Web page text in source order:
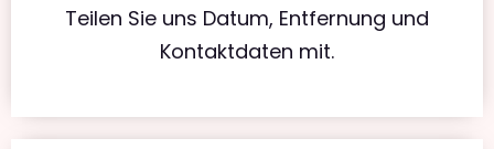
Teilen Sie uns Datum, Entfernung und
Kontaktdaten mit.